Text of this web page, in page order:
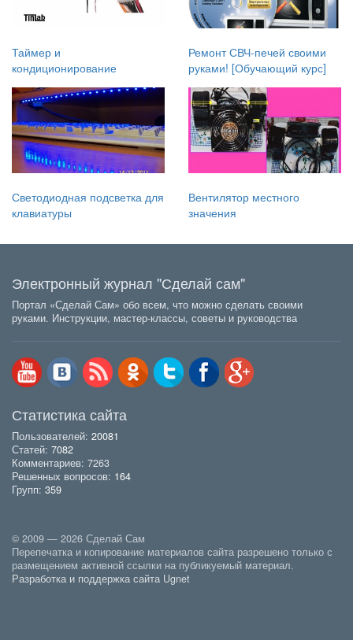
Таймер и
кондиционирование
Ремонт СВЧ-печей своими
руками! [Обучающий курс]
Светодиодная подсветка для
клавиатуры
Вентилятор местного
значения
Электронный журнал "Сделай сам"
Портал «Сделай Сам» обо всем, что можно сделать своими
руками. Инструкции, мастер-классы, советы и руководства
Статистика сайта
Пользователей: 20081
Статей: 7082
Комментариев: 7263
Решенных вопросов: 164
Групп: 359
© 2009 — 2026 Сделай Сам
Перепечатка и копирование материалов сайта разрешено только с
размещением активной ссылки на публикуемый материал.
Разработка и поддержка сайта Ugnet